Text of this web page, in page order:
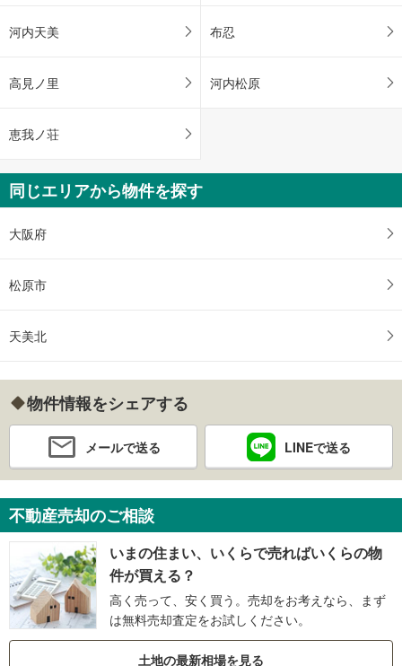
河内天美 布忍
高見ノ里 河内松原
恵我ノ荘
同じエリアから物件を探す
大阪府
松原市
天美北
物件情報をシェアする
メールで送る LINEで送る
不動産売却のご相談
いまの住まい、いくらで売ればいくらの物
件が買える？
高く売って、安く買う。売却をお考えなら、まず
は無料売却査定をお試しください。
土地の最新相場を見る